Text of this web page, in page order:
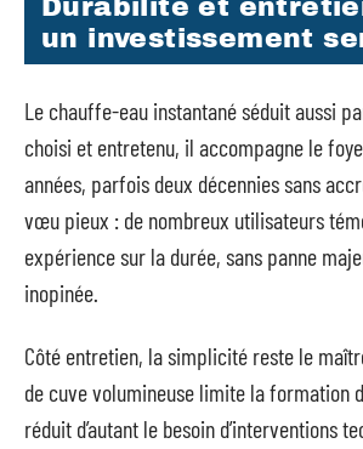
Durabilité et
un investissement
Le chauffe-eau instantané séduit aussi
choisi et entretenu, il accompagne le
années, parfois deux décennies sans
vœu pieux : de nombreux utilisateurs
expérience sur la durée, sans panne
inopinée.
Côté entretien, la simplicité reste le
de cuve volumineuse limite la formation
réduit d’autant le besoin d’interventions